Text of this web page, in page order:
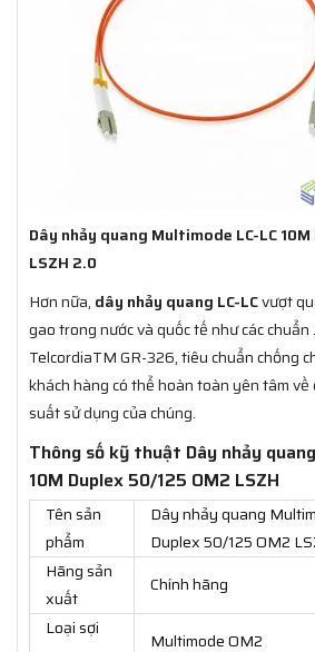
Dây nhảy quang Multimode LC-LC
LSZH 2.0
Hơn nữa, dây nhảy quang LC-LCvượt
gao trong nước và quốc tế như các chuẩn
TelcordiaTM GR-326, tiêu chuẩn chống
khách hàng có thể hoàn toàn yên tâm về
suất sử dụng của chúng.
Thông số kỹ thuật Dây nhảy
10M Duplex 50/125 OM2 LSZH
Tên sản
phẩm
Dây nhảy quang
Duplex 50/125 OM2
Hãng sản
xuất
Chính hãng
Loại sợi
Multimode OM2